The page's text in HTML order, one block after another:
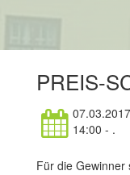
PREIS-
07.03.2017
14:00 - .
Für die Gewinner